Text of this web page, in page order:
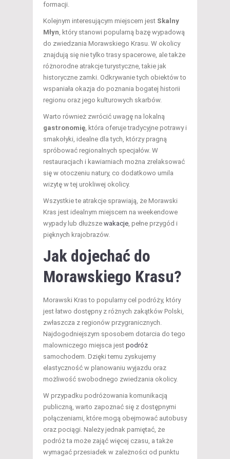
formacji.
Kolejnym interesującym miejscem jest Skalny
Młyn, który stanowi popularną bazę wypadową
do zwiedzania Morawskiego Krasu. W okolicy
znajdują się nie tylko trasy spacerowe, ale także
różnorodne atrakcje turystyczne, takie jak
historyczne zamki. Odkrywanie tych obiektów to
wspaniała okazja do poznania bogatej historii
regionu oraz jego kulturowych skarbów.
Warto również zwrócić uwagę na lokalną
gastronomię, która oferuje tradycyjne potrawy i
smakołyki, idealne dla tych, którzy pragną
spróbować regionalnych specjałów. W
restauracjach i kawiarniach można zrelaksować
się w otoczeniu natury, co dodatkowo umila
wizytę w tej urokliwej okolicy.
Wszystkie te atrakcje sprawiają, że Morawski
Kras jest idealnym miejscem na weekendowe
wypady lub dłuższe wakacje, pełne przygód i
pięknych krajobrazów.
Jak dojechać do
Morawskiego Krasu?
Morawski Kras to popularny cel podróży, który
jest łatwo dostępny z różnych zakątków Polski,
zwłaszcza z regionów przygranicznych.
Najdogodniejszym sposobem dotarcia do tego
malowniczego miejsca jest podróż
samochodem. Dzięki temu zyskujemy
elastyczność w planowaniu wyjazdu oraz
możliwość swobodnego zwiedzania okolicy.
W przypadku podróżowania komunikacją
publiczną, warto zapoznać się z dostępnymi
połączeniami, które mogą obejmować autobusy
oraz pociągi. Należy jednak pamiętać, że
podróż ta może zająć więcej czasu, a także
wymagać przesiadek w zależności od punktu